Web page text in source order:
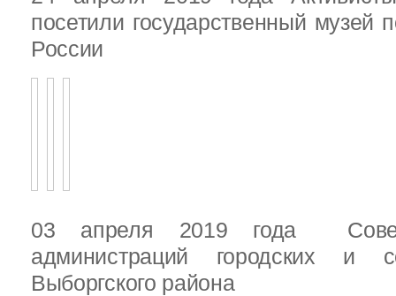
посетили государственный музей
России
03 апреля 2019 года
администраций городских и
Выборгского района